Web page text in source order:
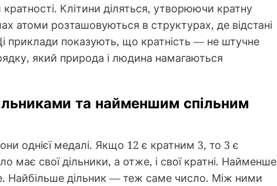
Клітини діляться, утворюючи кратну
атоми розташовуються в структурах, де відстані
приклади показують, що кратність — не штучне
який природа і людина намагаються
та найменшим спільним
однієї медалі. Якщо 12 є кратним 3, то 3 є
має свої дільники, а отже, і свої кратні. Найменше
Найбільше дільник — теж саме число. Між ними